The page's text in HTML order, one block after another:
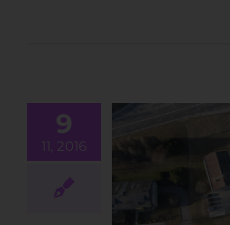
9
11, 2016
un modelo
imágenes